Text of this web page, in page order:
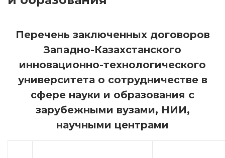
Перечень заключенных договоров
Западно-Казахстанского
инновационно-технологического
университета о сотрудничестве в
сфере науки и образования с
зарубежными вузами, НИИ,
научными центрами